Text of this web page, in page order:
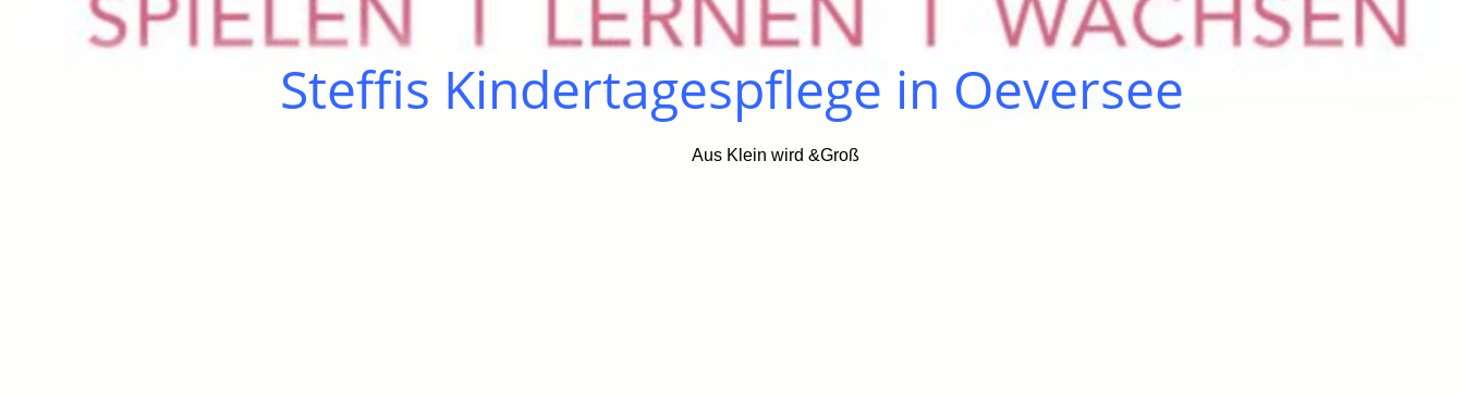
Steffis Kindertagespflege in Oeversee
Aus Klein wird &Groß